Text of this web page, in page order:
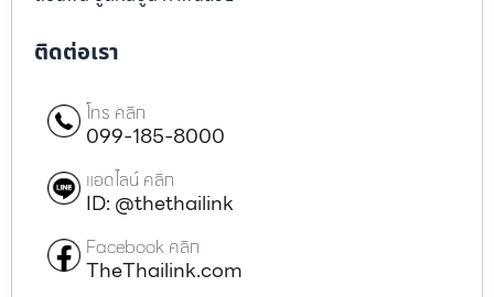
ติดต่อเรา
โทร คลิก
099-185-8000
แอดไลน์ คลิก
ID: @thethailink
Facebook คลิก
TheThailink.com